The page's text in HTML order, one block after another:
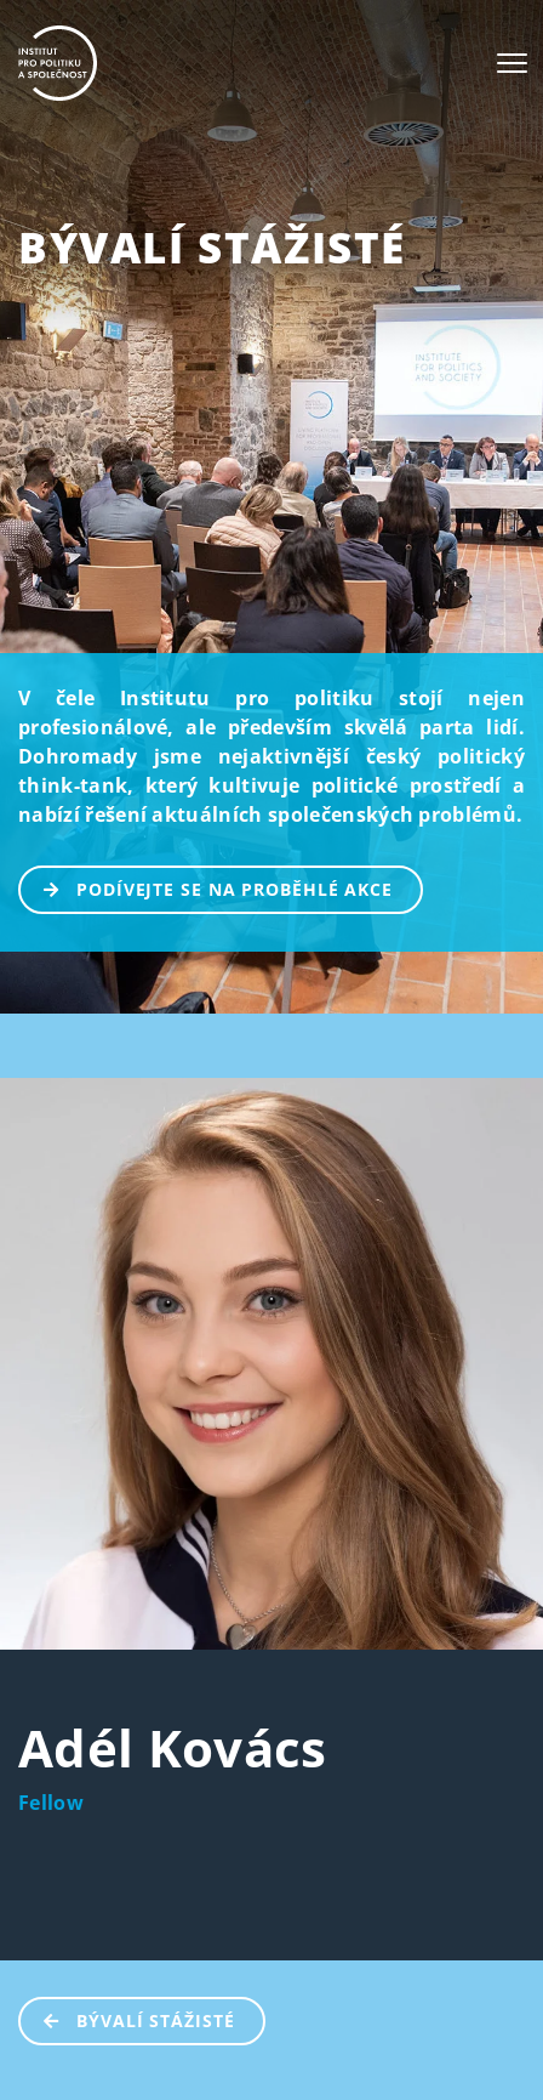
BÝVALÍ STÁŽISTÉ
V čele Institutu pro politiku stojí nejen
profesionálové, ale především skvělá parta lidí.
Dohromady jsme nejaktivnější český politický
think-tank, který kultivuje politické prostředí a
nabízí řešení aktuálních společenských problémů.
PODÍVEJTE SE NA PROBĚHLÉ AKCE
Adél Kovács
Fellow
BÝVALÍ STÁŽISTÉ